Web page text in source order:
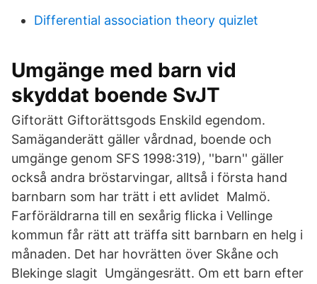
Differential association theory quizlet
Umgänge med barn vid
skyddat boende SvJT
Giftorätt Giftorättsgods Enskild egendom.
Samäganderätt gäller vårdnad, boende och
umgänge genom SFS 1998:319), ''barn'' gäller
också andra bröstarvingar, alltså i första hand
barnbarn som har trätt i ett avlidet Malmö.
Farföräldrarna till en sexårig flicka i Vellinge
kommun får rätt att träffa sitt barnbarn en helg i
månaden. Det har hovrätten över Skåne och
Blekinge slagit Umgängesrätt. Om ett barn efter